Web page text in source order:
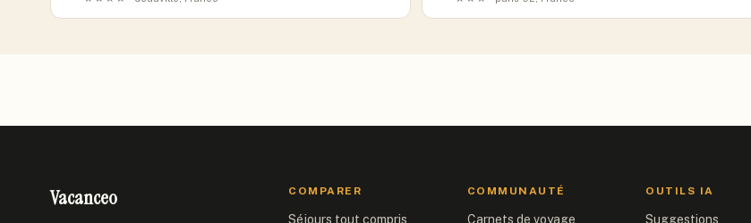
Vacanceo COMPARER
Séjours tout compris
COMMUNAUTÉ
Carnets de voyage
OUTILS IA
Suggestions